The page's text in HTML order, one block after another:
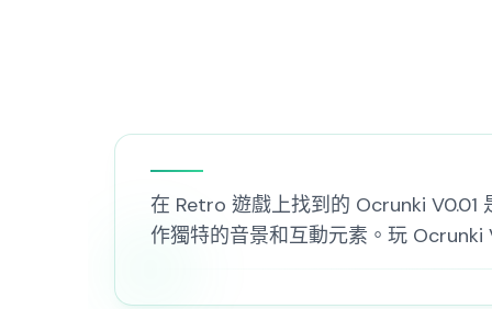
在 Retro 遊戲上找到的 Ocrunki V0.01
作獨特的音景和互動元素。玩 Ocrunki